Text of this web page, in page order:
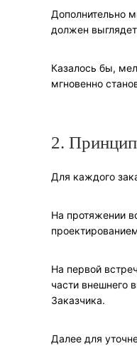
Дополнительно
должен
Казалось бы,
мгновенно
2.
Для каждого
На протяжении
На первой
части внешнего
Заказчика.
Далее для